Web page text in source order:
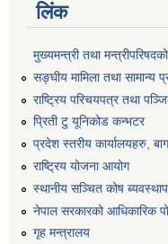
लिंक
मुख्यमन्त्री तथा
सङ्‍घीय मामिला तथा सामान्य
राष्ट्रिय परिचयपत्र तथा
प्रिती टु यूनिकोड कन्भटर
प्रदेश स्तरीय कार्यालयहरु,
राष्ट्रिय योजना आयोग
स्थानीय सञ्चित कोष
नेपाल सरकारको आधिकारिक
गृह मन्त्रालय